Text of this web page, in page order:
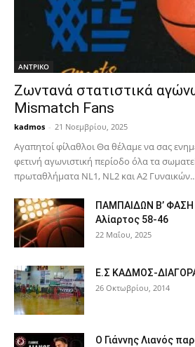
ΑΝTΡΙΚΟ
Ζωντανά στατιστικά
Mismatch Fans
kadmos - 21 Νοεμβρίου, 2025
Αγαπητοί φίλαθλοι Θα θέλαμε να σας
φετινή αγωνιστική περίοδο όλα τα
πρωταθλήματα NL1, NL2 και Α2
ΠΑΜΠΑΙΔΩΝ Β’ ΦΑΣΗ
Αλίαρτος 58-46
22 Μαΐου, 2025
Ε.Σ ΚΑΔΜΟΣ-
26 Οκτωβρίου, 2014
Ο Γιάννης Λιανός